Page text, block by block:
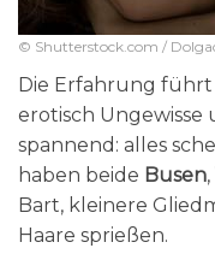
© Shutterstock.com /
Die Erfahrung
erotisch Ungewisse
spannend: alles
haben beide Busen,
Bart, kleinere
Haare sprießen.